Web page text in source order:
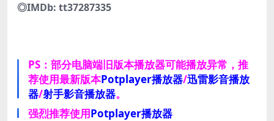
◎IMDb: tt37287335
PS：部分电脑端旧版本播放器可能播放异常，推
荐使用最新版本Potplayer播放器/迅雷影音播放
器/射手影音播放器。
强烈推荐使用Potplayer播放器